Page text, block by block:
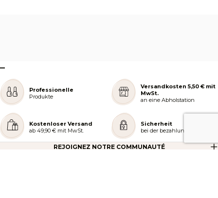
–
Professionelle
Produkte
Versandkosten 5,50 € mit
MwSt.
an eine Abholstation
Kostenloser Versand
ab 49,90 € mit MwSt.
Sicherheit
bei der bezahlung
REJOIGNEZ NOTRE COMMUNAUTÉ